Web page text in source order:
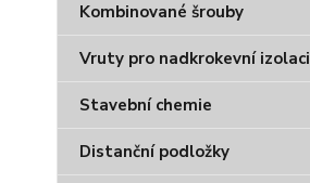
Kombinované šrouby
Vruty pro nadkrokevní izolaci
Stavební chemie
Distanční podložky